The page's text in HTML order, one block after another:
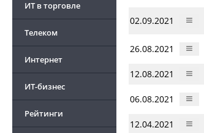
ИТ в торговле
Телеком
Интернет
ИТ-бизнес
Рейтинги
02.09.2021
26.08.2021
12.08.2021
06.08.2021
12.04.2021